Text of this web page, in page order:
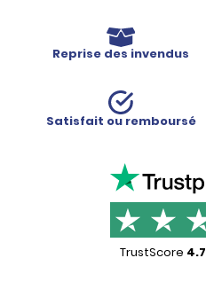
Reprise des invendus
Satisfait ou remboursé
TrustScore 4.7